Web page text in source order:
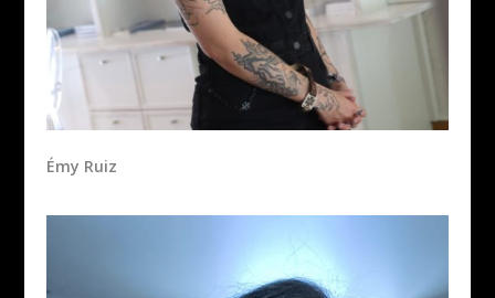
Émy Ruiz